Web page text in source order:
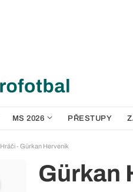
MS 2026 PŘESTUPY
Hráči - Gürkan Hervenik
Gürkan